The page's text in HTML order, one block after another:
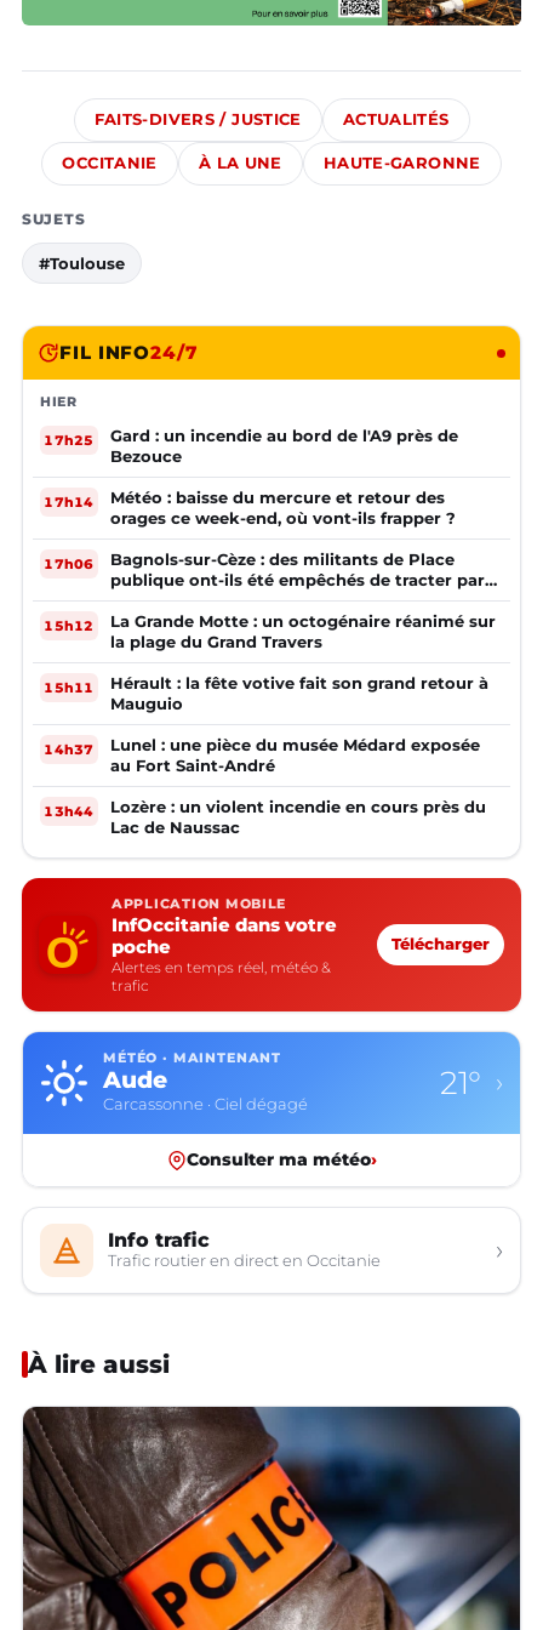
FAITS-DIVERS / JUSTICE ACTUALITÉS
OCCITANIE À LA UNE HAUTE-GARONNE
SUJETS
#Toulouse
FIL INFO24/7
HIER
17h25
Gard : un incendie au bord de l'A9 près de
Bezouce
17h14
Météo : baisse du mercure et retour des
orages ce week-end, où vont-ils frapper ?
17h06
Bagnols-sur-Cèze : des militants de Place
publique ont-ils été empêchés de tracter par
la mairie ?
15h12
La Grande Motte : un octogénaire réanimé sur
la plage du Grand Travers
15h11
Hérault : la fête votive fait son grand retour à
Mauguio
14h37
Lunel : une pièce du musée Médard exposée
au Fort Saint-André
13h44
Lozère : un violent incendie en cours près du
Lac de Naussac
APPLICATION MOBILE
InfOccitanie dans votre
poche
Alertes en temps réel, météo &
trafic
Télécharger
MÉTÉO · MAINTENANT
Aude
Carcassonne · Ciel dégagé
21° ›
Consulter ma météo›
Info trafic
Trafic routier en direct en Occitanie ›
À lire aussi